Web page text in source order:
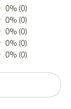
0% (0)
0% (0)
0% (0)
0% (0)
0% (0)